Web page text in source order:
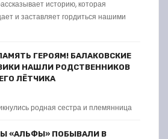
историю, которая
и заставляет гордиться нашими
ГЕРОЯМ! БАЛАКОВСКИЕ
НАШЛИ РОДСТВЕННИКОВ
ЛЁТЧИКА
родная сестра и племянница
«АЛЬФЫ» ПОБЫВАЛИ В